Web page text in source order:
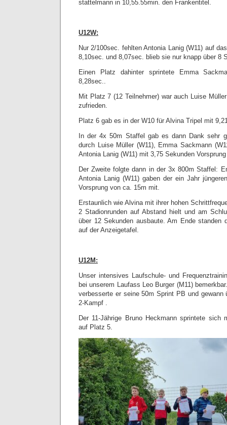
stattelmann in 10,55.55min. den Frankentitel.
U12W:
Nur 2/100sec. fehlten Antonia Lanig (W11) auf
8,10sec. und 8,07sec. blieb sie nur knapp über 8
Einen Platz dahinter sprintete Emma
8,28sec..
Mit Platz 7 (12 Teilnehmer) war auch Luise
zufrieden.
Platz 6 gab es in der W10 für Alvina Tripel mit
In der 4x 50m Staffel gab es dann Dank sehr
durch Luise Müller (W11), Emma Sackmann
Antonia Lanig (W11) mit 3,75 Sekunden
Der Zweite folgte dann in der 3x 800m Staffel:
Antonia Lanig (W11) gaben der ein Jahr
Vorsprung von ca. 15m mit.
Erstaunlich wie Alvina mit ihrer hohen
2 Stadionrunden auf Abstand hielt und am
über 12 Sekunden ausbaute. Am Ende standen
auf der Anzeigetafel.
U12M:
Unser intensives Laufschule- und
bei unserem Laufass Leo Burger (M11)
verbesserte er seine 50m Sprint PB und gewann
2-Kampf .
Der 11-Jährige Bruno Heckmann sprintete sich
auf Platz 5.